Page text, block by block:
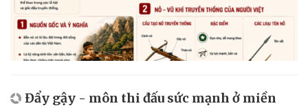
Đẩy gậy - môn thi đấu sức mạnh ở miền